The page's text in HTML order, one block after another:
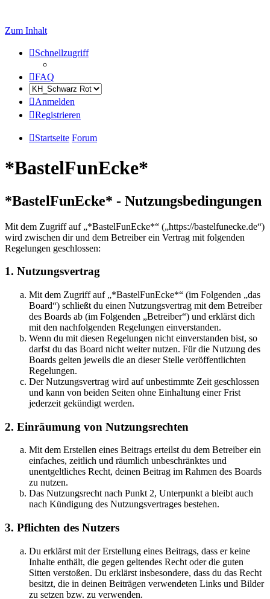
Zum Inhalt
Schnellzugriff
FAQ
Anmelden
Registrieren
Startseite Forum
*BastelFunEcke*
*BastelFunEcke* - Nutzungsbedingungen
Mit dem Zugriff auf „*BastelFunEcke*“ („https://bastelfunecke.de“)
wird zwischen dir und dem Betreiber ein Vertrag mit folgenden
Regelungen geschlossen:
1. Nutzungsvertrag
Mit dem Zugriff auf „*BastelFunEcke*“ (im Folgenden „das
Board“) schließt du einen Nutzungsvertrag mit dem Betreiber
des Boards ab (im Folgenden „Betreiber“) und erklärst dich
mit den nachfolgenden Regelungen einverstanden.
Wenn du mit diesen Regelungen nicht einverstanden bist, so
darfst du das Board nicht weiter nutzen. Für die Nutzung des
Boards gelten jeweils die an dieser Stelle veröffentlichten
Regelungen.
Der Nutzungsvertrag wird auf unbestimmte Zeit geschlossen
und kann von beiden Seiten ohne Einhaltung einer Frist
jederzeit gekündigt werden.
2. Einräumung von Nutzungsrechten
Mit dem Erstellen eines Beitrags erteilst du dem Betreiber ein
einfaches, zeitlich und räumlich unbeschränktes und
unentgeltliches Recht, deinen Beitrag im Rahmen des Boards
zu nutzen.
Das Nutzungsrecht nach Punkt 2, Unterpunkt a bleibt auch
nach Kündigung des Nutzungsvertrages bestehen.
3. Pflichten des Nutzers
Du erklärst mit der Erstellung eines Beitrags, dass er keine
Inhalte enthält, die gegen geltendes Recht oder die guten
Sitten verstoßen. Du erklärst insbesondere, dass du das Recht
besitzt, die in deinen Beiträgen verwendeten Links und Bilder
zu setzen bzw. zu verwenden.